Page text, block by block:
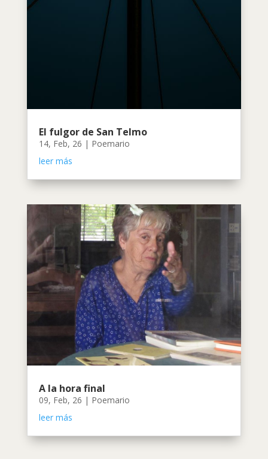
El fulgor de San Telmo
14, Feb, 26 | Poemario
leer más
A la hora final
09, Feb, 26 | Poemario
leer más